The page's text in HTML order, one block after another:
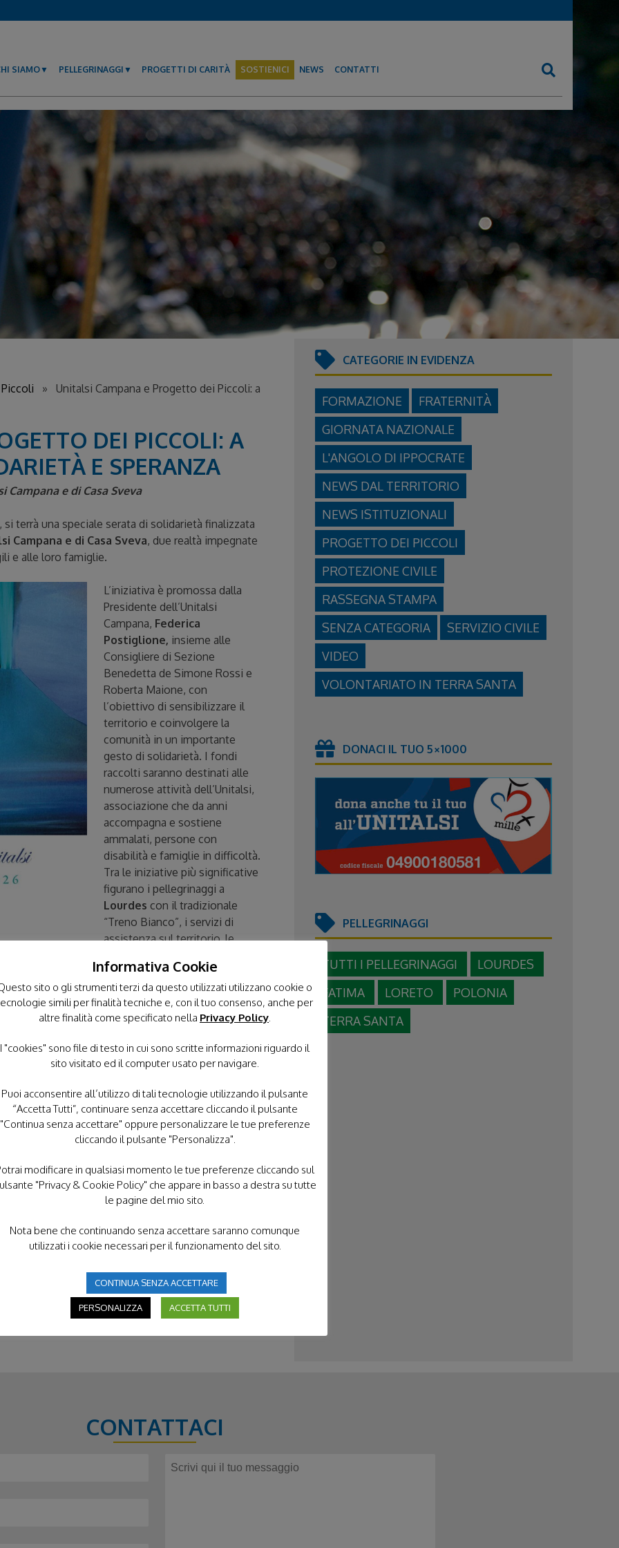
SIAMO PELLEGRINAGGI PROGETTI DI CARITÀ SOSTIENICI NEWS CONTATTI
» Unitalsi Campana e Progetto dei Piccoli: a
DEI PICCOLI: A
E SPERANZA
Campana e di Casa Sveva
, si terrà una speciale serata di solidarietà finalizzata
Campana e di Casa Sveva, due realtà impegnate
e alle loro famiglie.
L’iniziativa è promossa dalla
Presidente dell’Unitalsi
Campana, Federica
Postiglione, insieme alle
Consigliere di Sezione
Benedetta de Simone Rossi e
Roberta Maione, con
l’obiettivo di sensibilizzare il
territorio e coinvolgere la
comunità in un importante
gesto di solidarietà. I fondi
raccolti saranno destinati alle
numerose attività dell’Unitalsi,
associazione che da anni
accompagna e sostiene
ammalati, persone con
disabilità e famiglie in difficoltà.
Tra le iniziative più significative
figurano i pellegrinaggi a
Lourdes con il tradizionale
“Treno Bianco”, i servizi di
assistenza sul territorio, le
persone fragili e il prezioso servizio di
vicinanza e supporto ai piccoli pazienti
struttura che accoglie gratuitamente i
degenze presso gli ospedali campani
momenti particolarmente complessi e delicati.
ringraziamento a tutti coloro e tutti gli
nostra richiesta, con generosità e spirito di
opere di bene: ai volontari, ai sostenitori, agli
e a quanti, con il proprio contributo, rendono
più deboli.
Vergine di Lourdes, guida spirituale
ammalati, le famiglie, i volontari e tutti coloro che
di gioia e condivisione, ma soprattutto un segno
e la partecipazione in un aiuto concreto per
e le difficoltà della vita.ilmattino.it
CATEGORIE IN EVIDENZA
FORMAZIONE
FRATERNITÀ
GIORNATA NAZIONALE
L'ANGOLO DI IPPOCRATE
NEWS DAL TERRITORIO
NEWS ISTITUZIONALI
PROGETTO DEI PICCOLI
PROTEZIONE CIVILE
RASSEGNA STAMPA
SENZA CATEGORIA
SERVIZIO CIVILE
VIDEO
VOLONTARIATO IN TERRA SANTA
DONACI IL TUO 5×1000
PELLEGRINAGGI
TUTTI I PELLEGRINAGGI
LOURDES
FATIMA
LORETO
POLONIA
TERRA SANTA
CONTATTACI
Informativa Cookie
sito o gli strumenti terzi da questo utilizzati utilizzano cookie o
simili per finalità tecniche e, con il tuo consenso, anche per
altre finalità come specificato nella Privacy Policy.
I "cookies" sono file di testo in cui sono scritte informazioni riguardo il
sito visitato ed il computer usato per navigare.
Puoi acconsentire all’utilizzo di tali tecnologie utilizzando il pulsante
“Accetta Tutti”, continuare senza accettare cliccando il pulsante
"Continua senza accettare" oppure personalizzare le tue preferenze
cliccando il pulsante "Personalizza".
modificare in qualsiasi momento le tue preferenze cliccando sul
"Privacy & Cookie Policy" che appare in basso a destra su tutte
le pagine del mio sito.
Nota bene che continuando senza accettare saranno comunque
utilizzati i cookie necessari per il funzionamento del sito.
CONTINUA SENZA ACCETTARE
PERSONALIZZA ACCETTA TUTTI